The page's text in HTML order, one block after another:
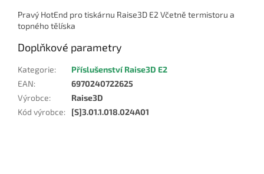
Pravý HotEnd pro tiskárnu Raise3D E2 Včetně termistoru a
topného tělíska
Doplňkové parametry
Kategorie:
Příslušenství Raise3D E2
EAN:
6970240722625
Výrobce:
Raise3D
Kód výrobce: [S]3.01.1.018.024A01